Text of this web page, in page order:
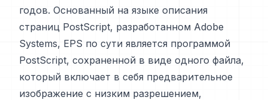
годов. Основанный на языке описания
страниц PostScript, разработанном Adobe
Systems, EPS по сути является программой
PostScript, сохраненной в виде одного файла,
который включает в себя предварительное
изображение с низким разрешением,